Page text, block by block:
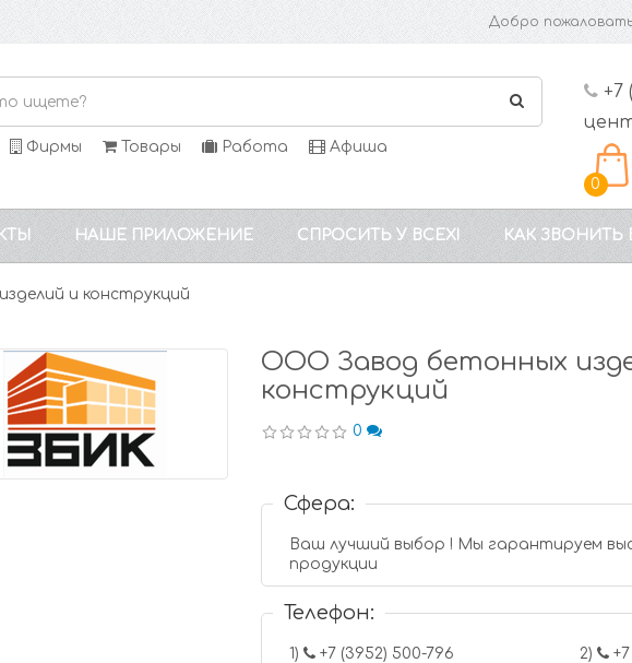
Добро
Фирмы Товары Работа Афиша
+7
0
НАШЕ ПРИЛОЖЕНИЕ СПРОСИТЬ У ВСЕХ! КАК ЗВОНИТЬ
и конструкций
ООО Завод бетонных
конструкций
0
Сфера:
Ваш лучший выбор ! Мы гарантируем
продукции
Телефон:
1)
+7 (3952) 500-796
2)
+7 (3952) 500-895